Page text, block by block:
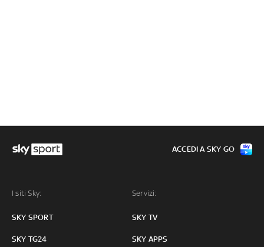
I siti Sky:
SKY SPORT
SKY TG24
Servizi:
SKY TV
SKY APPS
ACCEDI A SKY GO